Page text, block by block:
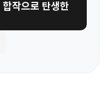
작으로 탄생한